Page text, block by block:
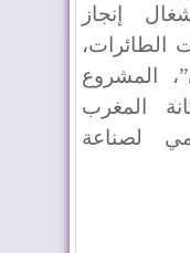
إنجاز
الطائرات،
المشروع
المغرب
لصناعة